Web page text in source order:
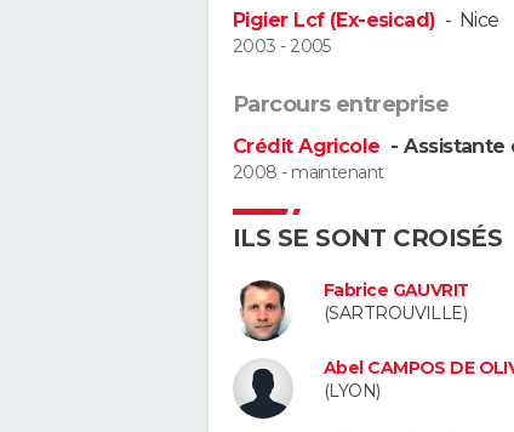
Pigier Lcf (Ex-esicad) - Nice
2003 - 2005
Parcours entreprise
Crédit Agricole - Assistante
2008 - maintenant
ILS SE SONT CROISÉS
Fabrice GAUVRIT
(SARTROUVILLE)
Abel CAMPOS DE
(LYON)